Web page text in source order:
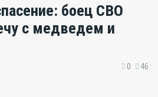
боец СВО
с медведем и
0 46